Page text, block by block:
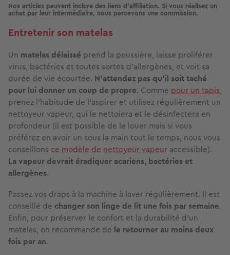
Nos articles peuvent inclure des liens d'affiliation. Si vous réalisez un
achat par leur intermédiaire, nous percevons une commission.
Entretenir son matelas
Un matelas délaissé prend la poussière, laisse proliférer
virus, bactéries et toutes sortes d’allergènes, et voit sa
durée de vie écourtée. N’attendez pas qu’il soit taché
pour lui donner un coup de propre. Comme pour un tapis,
prenez l’habitude de l’aspirer et utilisez régulièrement un
nettoyeur vapeur, qui le nettoiera et le désinfectera en
profondeur (il est possible de le louer mais si vous
préférez en avoir un sous la main tout le temps, nous vous
conseillons ce modèle de nettoyeur vapeur accessible).
La vapeur devrait éradiquer acariens, bactéries et
allergènes.
Passez vos draps à la machine à laver régulièrement. Il est
conseillé de changer son linge de lit une fois par semaine.
Enfin, pour préserver le confort et la durabilité d'un
matelas, on recommande de le retourner au moins deux
fois par an.